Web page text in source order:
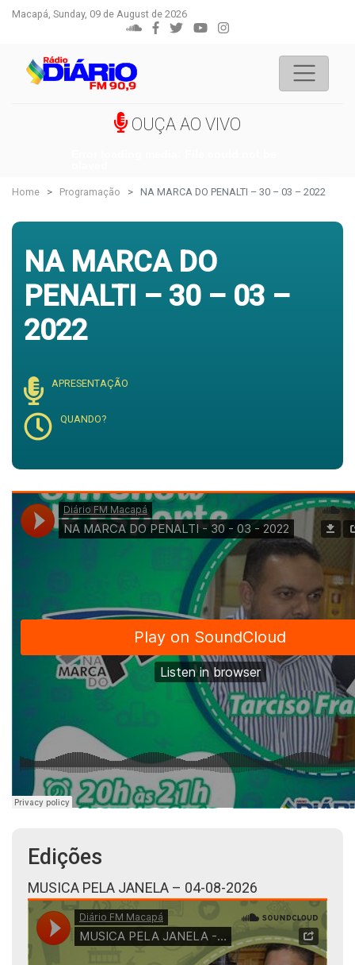
Macapá, Sunday, 09 de August de 2026
OUÇA AO VIVO
Home Programação NA MARCA DO PENALTI – 30 – 03 – 2022
NA MARCA DO
PENALTI – 30 – 03 –
2022
APRESENTAÇÃO
QUANDO?
Edições
MUSICA PELA JANELA – 04-08-2026